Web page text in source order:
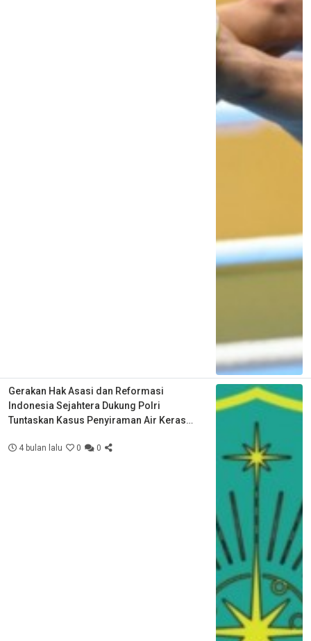
Gerakan Hak Asasi dan Reformasi
Indonesia Sejahtera Dukung Polri
Tuntaskan Kasus Penyiraman Air Keras
4 bulan lalu 0 0